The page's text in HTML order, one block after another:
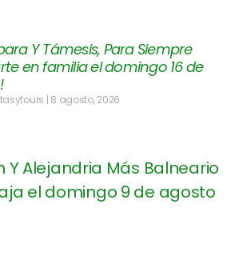
Y Támesis, Para Siempre
en familia el domingo 16 de
8 agosto, 2026